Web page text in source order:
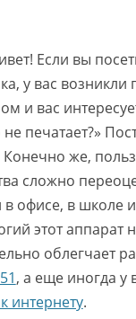
Если вы
у вас
и вас
печатает?»
же,
сложно
в офисе, в школе
этот аппарат
облегчает
, а еще иногда у
интернету.